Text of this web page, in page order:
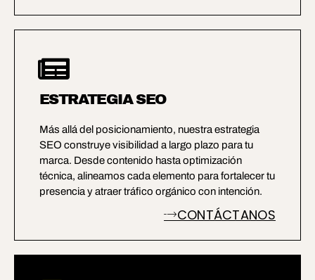
ESTRATEGIA SEO
Más allá del posicionamiento, nuestra estrategia
SEO construye visibilidad a largo plazo para tu
marca. Desde contenido hasta optimización
técnica, alineamos cada elemento para fortalecer tu
presencia y atraer tráfico orgánico con intención.
CONTÁCTANOS